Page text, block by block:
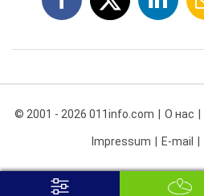
© 2001 - 2026 011info.com О нас
Impressum E-mail